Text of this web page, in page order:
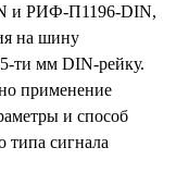
и РИФ-П1196-DIN,
на шину
ти мм DIN-рейку.
применение
и способ
типа сигнала